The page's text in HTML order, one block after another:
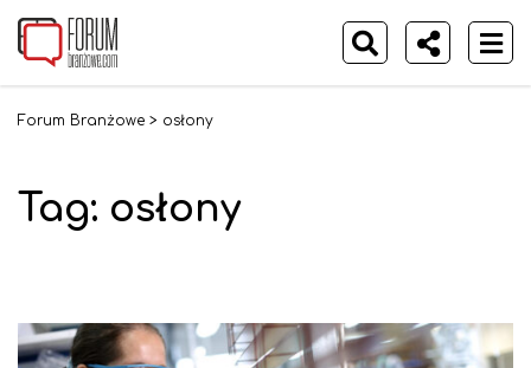
Forum Branżowe > osłony
Tag: osłony